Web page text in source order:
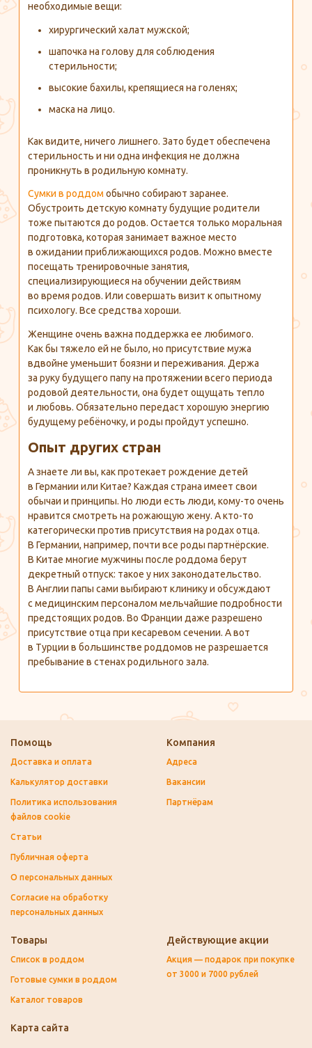
необходимые вещи:
хирургический халат мужской;
шапочка на голову для соблюдения
стерильности;
высокие бахилы, крепящиеся на голенях;
маска на лицо.
Как видите, ничего лишнего. Зато будет обеспечена
стерильность и ни одна инфекция не должна
проникнуть в родильную комнату.
Сумки в роддом обычно собирают заранее.
Обустроить детскую комнату будущие родители
тоже пытаются до родов. Остается только моральная
подготовка, которая занимает важное место
в ожидании приближающихся родов. Можно вместе
посещать тренировочные занятия,
специализирующиеся на обучении действиям
во время родов. Или совершать визит к опытному
психологу. Все средства хороши.
Женщине очень важна поддержка ее любимого.
Как бы тяжело ей не было, но присутствие мужа
вдвойне уменьшит боязни и переживания. Держа
за руку будущего папу на протяжении всего периода
родовой деятельности, она будет ощущать тепло
и любовь. Обязательно передаст хорошую энергию
будущему ребёночку, и роды пройдут успешно.
Опыт других стран
А знаете ли вы, как протекает рождение детей
в Германии или Китае? Каждая страна имеет свои
обычаи и принципы. Но люди есть люди, кому-то очень
нравится смотреть на рожающую жену. Акто-то
категорически против присутствия на родах отца.
В Германии, например, почти все роды партнёрские.
В Китае многие мужчины после роддома берут
декретный отпуск: такое у них законодательство.
В Англии папы сами выбирают клинику и обсуждают
с медицинским персоналом мельчайшие подробности
предстоящих родов. Во Франции даже разрешено
присутствие отца при кесаревом сечении. А вот
в Турции в большинстве роддомов не разрешается
пребывание в стенах родильного зала.
Помощь
Доставка и оплата
Калькулятор доставки
Политика использования
файлов cookie
Статьи
Публичная оферта
О персональных данных
Согласие на обработку
персональных данных
Компания
Адреса
Вакансии
Партнёрам
Товары
Список в роддом
Готовые сумки в роддом
Каталог товаров
Действующие акции
Акция — подарок при покупке
от 3000 и 7000 рублей
Карта сайта